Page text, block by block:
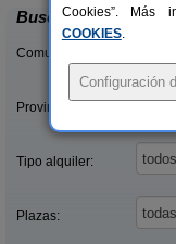
Buscar
Comunidades:
Provincias/Islas:
Tipo alquiler:
Plazas:
Cookies”. Más
COOKIES.